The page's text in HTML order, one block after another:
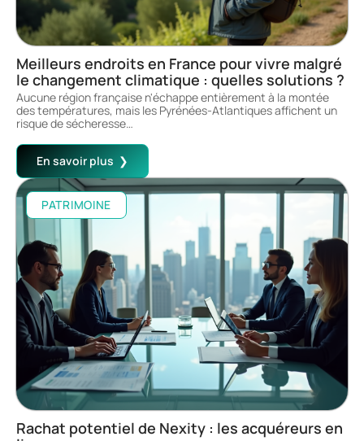
Meilleurs endroits en France pour vivre malgré
le changement climatique : quelles solutions ?
Aucune région française n'échappe entièrement à la montée
des températures, mais les Pyrénées-Atlantiques affichent un
risque de sécheresse…
En savoir plus
PATRIMOINE
Rachat potentiel de Nexity : les acquéreurs en